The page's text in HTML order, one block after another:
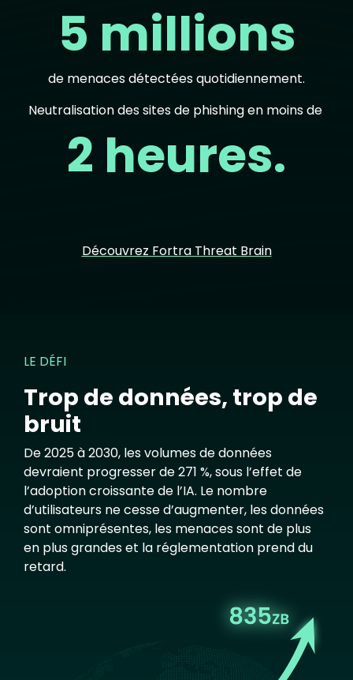
5 millions
de menaces détectées quotidiennement.
Neutralisation des sites de phishing en moins de
2 heures.
Découvrez Fortra Threat Brain
LE DÉFI
Trop de données, trop de
bruit
De 2025 à 2030, les volumes de données
devraient progresser de 271 %, sous l’effet de
l’adoption croissante de l’IA. Le nombre
d’utilisateurs ne cesse d’augmenter, les données
sont omniprésentes, les menaces sont de plus
en plus grandes et la réglementation prend du
retard.